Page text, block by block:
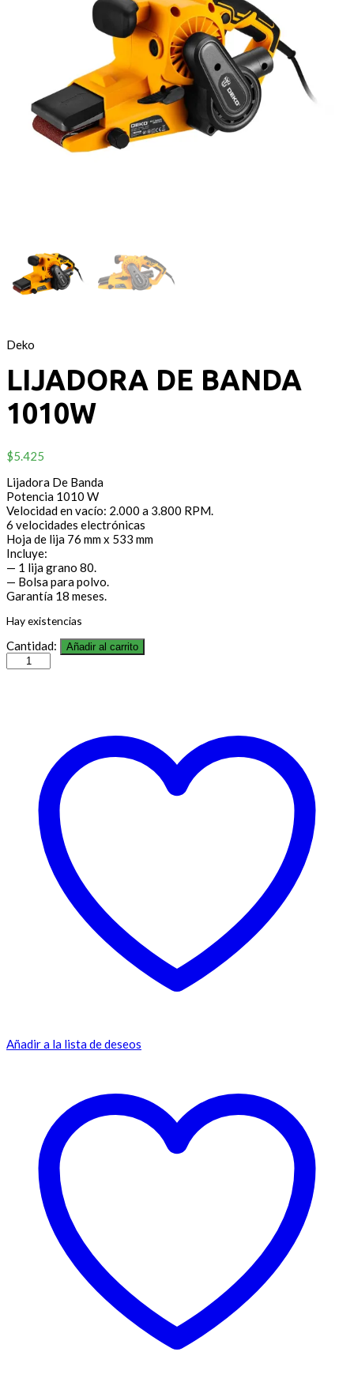
Deko
LIJADORA DE BANDA
1010W
$5.425
Lijadora De Banda
Potencia 1010 W
Velocidad en vacío: 2.000 a 3.800 RPM.
6 velocidades electrónicas
Hoja de lija 76 mm x 533 mm
Incluye:
— 1 lija grano 80.
— Bolsa para polvo.
Garantía 18 meses.
Hay existencias
Cantidad: Añadir al carrito
Añadir a la lista de deseos